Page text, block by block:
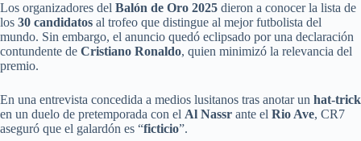
Los organizadores del Balón de Oro 2025 dieron a conocer la lista de
los 30 candidatos al trofeo que distingue al mejor futbolista del
mundo. Sin embargo, el anuncio quedó eclipsado por una declaración
contundente de Cristiano Ronaldo, quien minimizó la relevancia del
premio.
En una entrevista concedida a medios lusitanos tras anotar un hat-trick
en un duelo de pretemporada con el Al Nassr ante el Rio Ave, CR7
aseguró que el galardón es “ficticio”.